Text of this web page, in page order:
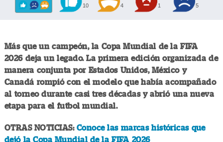
10 4 1 5
Más que un campeón, la Copa Mundial de la FIFA
2026 deja un legado. La primera edición organizada de
manera conjunta por Estados Unidos, México y
Canadá rompió con el modelo que había acompañado
al torneo durante casi tres décadas y abrió una nueva
etapa para el futbol mundial.
OTRAS NOTICIAS: Conoce las marcas históricas que
dejó la Copa Mundial de la FIFA 2026